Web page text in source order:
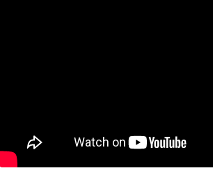
Bežne pri skončení práce na